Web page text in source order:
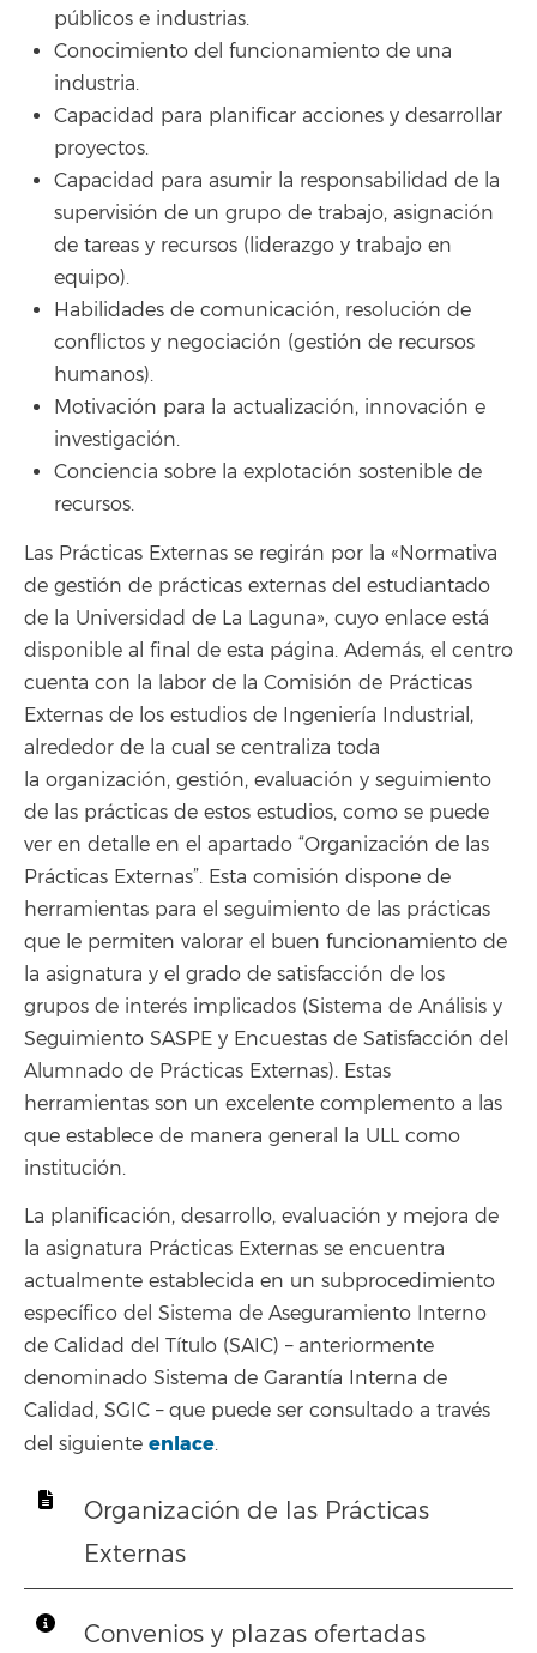
públicos e industrias.
Conocimiento del funcionamiento de una
industria.
Capacidad para planificar acciones y desarrollar
proyectos.
Capacidad para asumir la responsabilidad de la
supervisión de un grupo de trabajo, asignación
de tareas y recursos (liderazgo y trabajo en
equipo).
Habilidades de comunicación, resolución de
conflictos y negociación (gestión de recursos
humanos).
Motivación para la actualización, innovación e
investigación.
Conciencia sobre la explotación sostenible de
recursos.
Las Prácticas Externas se regirán por la «Normativa
de gestión de prácticas externas del estudiantado
de la Universidad de La Laguna», cuyo enlace está
disponible al final de esta página. Además, el centro
cuenta con la labor de la Comisión de Prácticas
Externas de los estudios de Ingeniería Industrial,
alrededor de la cual se centraliza toda
la organización, gestión, evaluación y seguimiento
de las prácticas de estos estudios, como se puede
ver en detalle en el apartado “Organización de las
Prácticas Externas”. Esta comisión dispone de
herramientas para el seguimiento de las prácticas
que le permiten valorar el buen funcionamiento de
la asignatura y el grado de satisfacción de los
grupos de interés implicados (Sistema de Análisis y
Seguimiento SASPE y Encuestas de Satisfacción del
Alumnado de Prácticas Externas). Estas
herramientas son un excelente complemento a las
que establece de manera general la ULL como
institución.
La planificación, desarrollo, evaluación y mejora de
la asignatura Prácticas Externas se encuentra
actualmente establecida en un subprocedimiento
específico del Sistema de Aseguramiento Interno
de Calidad del Título (SAIC) – anteriormente
denominado Sistema de Garantía Interna de
Calidad, SGIC – que puede ser consultado a través
del siguiente enlace.
Organización de las Prácticas
Externas
Convenios y plazas ofertadas